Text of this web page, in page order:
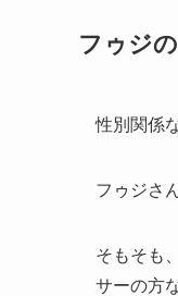
フゥジ
性別関係
フゥジさ
そもそも
サーの方